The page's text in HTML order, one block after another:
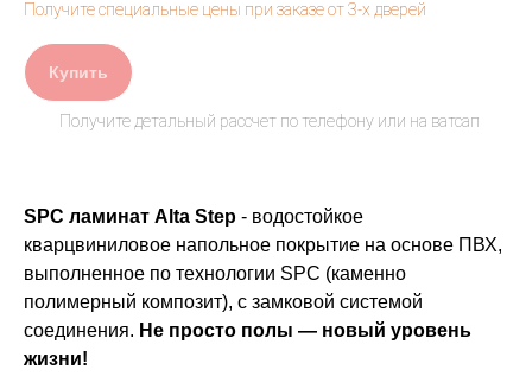
Купить
SPC ламинат Alta Step - водостойкое
кварцвиниловое напольное покрытие на основе ПВХ,
выполненное по технологии SPC (каменно
полимерный композит), с замковой системой
соединения. Не просто полы — новый уровень
жизни!